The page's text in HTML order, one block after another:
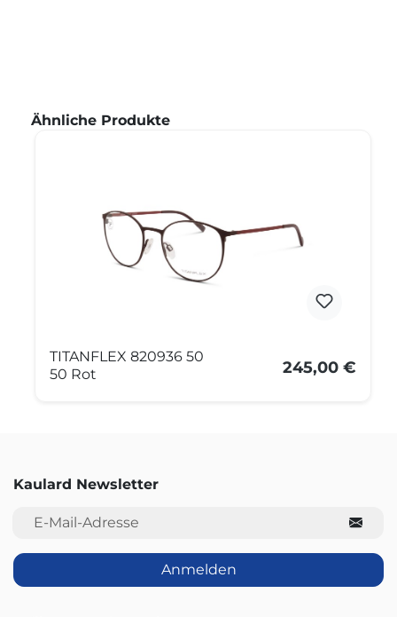
Produktgalerie überspringen
Ähnliche Produkte
TITANFLEX 820936 50
50 Rot
245,00 €
Kaulard Newsletter
E-Mail-Adresse
Anmelden